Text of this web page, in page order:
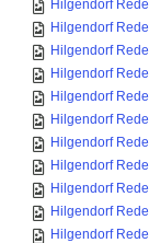
Hilgendorf
Hilgendorf
Hilgendorf
Hilgendorf
Hilgendorf
Hilgendorf
Hilgendorf
Hilgendorf
Hilgendorf
Hilgendorf
Hilgendorf